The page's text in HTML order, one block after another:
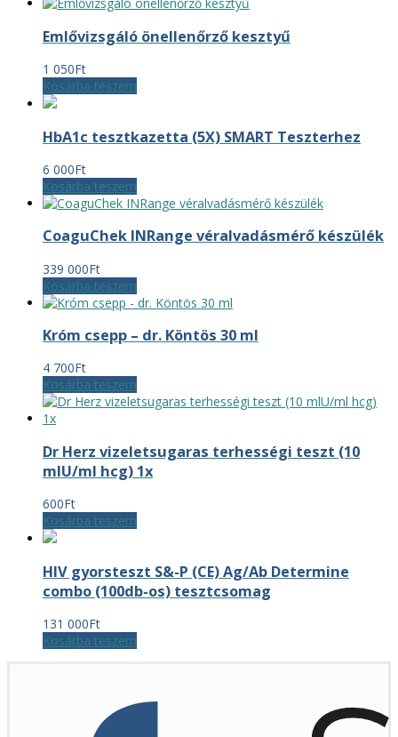
Emlővizsgáló önellenőrző kesztyű
1 050Ft
Kosárba teszem
HbA1c tesztkazetta (5X) SMART Teszterhez
6 000Ft
Kosárba teszem
CoaguChek INRange véralvadásmérő készülék
339 000Ft
Kosárba teszem
Króm csepp – dr. Köntös 30 ml
4 700Ft
Kosárba teszem
Dr Herz vizeletsugaras terhességi teszt (10
mlU/ml hcg) 1x
600Ft
Kosárba teszem
HIV gyorsteszt S&-P (CE) Ag/Ab Determine
combo (100db-os) tesztcsomag
131 000Ft
Kosárba teszem